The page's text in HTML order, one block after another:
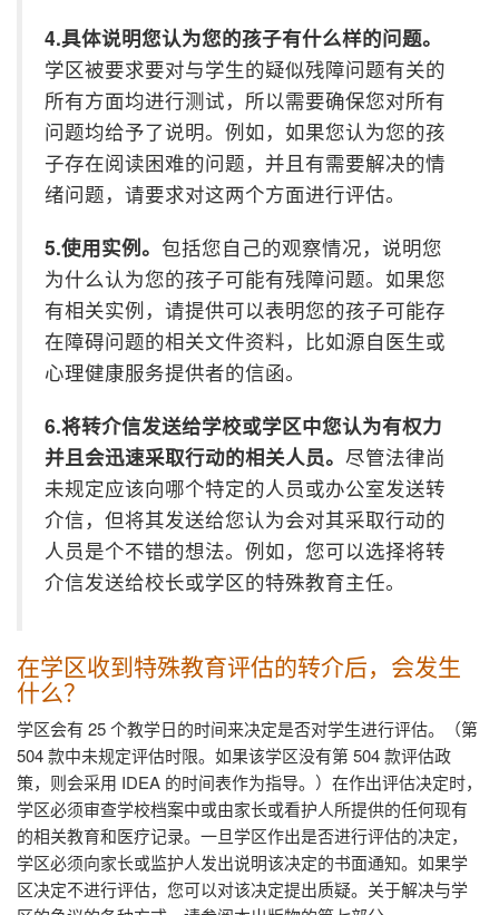
4.具体说明您认为您的孩子有什么样的问题。
学区被要求要对与学生的疑似残障问题有关的
所有方面均进行测试，所以需要确保您对所有
问题均给予了说明。例如，如果您认为您的孩
子存在阅读困难的问题，并且有需要解决的情
绪问题，请要求对这两个方面进行评估。
5.使用实例。 包括您自己的观察情况，说明您
为什么认为您的孩子可能有残障问题。如果您
有相关实例，请提供可以表明您的孩子可能存
在障碍问题的相关文件资料，比如源自医生或
心理健康服务提供者的信函。
6.将转介信发送给学校或学区中您认为有权力
并且会迅速采取行动的相关人员。 尽管法律尚
未规定应该向哪个特定的人员或办公室发送转
介信，但将其发送给您认为会对其采取行动的
人员是个不错的想法。例如，您可以选择将转
介信发送给校长或学区的特殊教育主任。
在学区收到特殊教育评估的转介后，会发生
什么？
学区会有 25个教学日的时间来决定是否对学生进行评估。（第
504款中未规定评估时限。如果该学区没有第504款评估政
策，则会采用 IDEA 的时间表作为指导。）在作出评估决定时，
学区必须审查学校档案中或由家长或看护人所提供的任何现有
的相关教育和医疗记录。一旦学区作出是否进行评估的决定，
学区必须向家长或监护人发出说明该决定的书面通知。如果学
区决定不进行评估，您可以对该决定提出质疑。关于解决与学